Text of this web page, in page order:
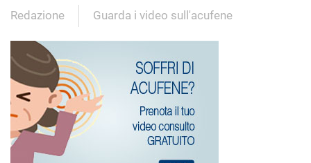
Redazione Guarda i video sull'acufene